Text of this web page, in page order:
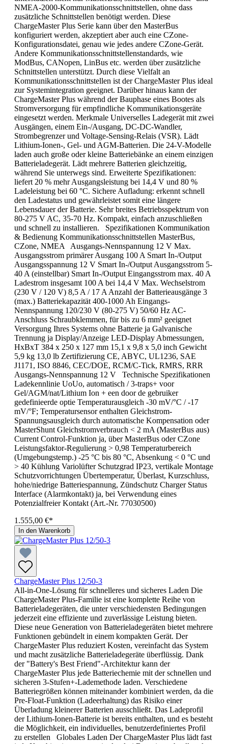
NMEA-2000-Kommunikationsschnittstellen, ohne dass
zusätzliche Schnittstellen benötigt werden. Diese
ChargeMaster Plus Serie kann über den MasterBus
konfiguriert werden, akzeptiert aber auch eine CZone-
Konfigurationsdatei, genau wie jedes andere CZone-Gerät.
Andere Kommunikationsschnittstellenstandards, wie
ModBus, CANopen, LinBus etc. werden über zusätzliche
Schnittstellen unterstützt. Durch diese Vielfalt an
Kommunikationsschnittstellen ist der ChargeMaster Plus ideal
zur Systemintegration geeignet. Darüber hinaus kann der
ChargeMaster Plus während der Bauphase eines Bootes als
Stromversorgung für empfindliche Kommunikationsgeräte
eingesetzt werden. Merkmale Universelles Ladegerät mit zwei
Ausgängen, einem Ein-/Ausgang, DC-DC-Wandler,
Strombegrenzer und Voltage-Sensing-Relais (VSR). Lädt
Lithium-Ionen-, Gel- und AGM-Batterien. Die 24-V-Modelle
laden auch große oder kleine Batteriebänke an einem einzigen
Batterieladegerät. Lädt mehrere Batterien gleichzeitig,
während Sie unterwegs sind. Erweiterte Spezifikationen:
liefert 20 % mehr Ausgangsleistung bei 14,4 V und 80 %
Ladeleistung bei 60 °C. Sichere Aufladung: erkennt schnell
den Ladestatus und gewährleistet somit eine längere
Lebensdauer der Batterie. Sehr breites Betriebsspektrum von
80-275 V AC, 35-70 Hz. Kompakt, einfach anzuschließen
und schnell zu installieren. Spezifikationen Kommunikation
& Bedienung Kommunikationsschnittstellen MasterBus,
CZone, NMEA Ausgangs-Nennspannung 12 V Max.
Ausgangsstrom primärer Ausgang 100 A Smart In-/Output
Ausgangsspannung 12 V Smart In-/Output Ausgangsstrom 5-
40 A (einstellbar) Smart In-/Output Eingangsstrom max. 40 A
Ladestrom insgesamt 100 A bei 14,4 V Max. Wechselstrom
(230 V / 120 V) 8,5 A / 17 A Anzahl der Batterieausgänge 3
(max.) Batteriekapazität 400-1000 Ah Eingangs-
Nennspannung 120/230 V (80-275 V) 50/60 Hz AC-
Anschluss Schraubklemmen, für bis zu 6 mm² geeignet
Versorgung Ihres Systems ohne Batterie ja Galvanische
Trennung ja Display/Anzeige LED-Display Abmessungen,
HxBxT 384 x 250 x 127 mm 15,1 x 9,8 x 5,0 inch Gewicht
5,9 kg 13,0 lb Zertifizierung CE, ABYC, UL1236, SAE
J1171, ISO 8846, CEC/DOE, RCM/C-Tick, RMRS, RRR
Ausgangs-Nennspannung 12 V Technische Spezifikationen
Ladekennlinie UoUo, automatisch / 3-traps+ voor
Gel/AGM/nat/Lithium Ion + een door de gebruiker
gedefinieerde optie Temperaturausgleich -30 mV/°C / -17
mV/°F; Temperatursensor enthalten Gleichstrom-
Spannungsausgleich durch automatische Kompensation oder
MasterShunt Gleichstromverbrauch < 2 mA (MasterBus aus)
Current Control-Funktion ja, über MasterBus oder CZone
Leistungsfaktor-Regulierung > 0,98 Temperaturbereich
(Umgebungstemp.) -25 °C bis 80 °C, Absenkung < 0 °C und
> 40 Kühlung Variolüfter Schutzgrad IP23, vertikale Montage
Schutzvorrichtungen Übertemperatur, Überlast, Kurzschluss,
hohe/niedrige Batteriespannung, Zündschutz Charger Status
Interface (Alarmkontakt) ja, bei Verwendung eines
Potenzialfreier Kontakt (Art.-Nr. 77030500)
1.555,00 €*
In den Warenkorb
ChargeMaster Plus 12/50-3
All-in-One-Lösung für schnelleres und sicheres Laden Die
ChargeMaster Plus-Familie ist eine komplette Reihe von
Batterieladegeräten, die unter verschiedensten Bedingungen
jederzeit eine effiziente und zuverlässige Leistung bieten.
Diese neue Generation von Batterieladegeräten bietet mehrere
Funktionen gebündelt in einem kompakten Gerät. Der
ChargeMaster Plus reduziert Kosten, vereinfacht das System
und macht zusätzliche Batterieladegeräte überflüssig. Dank
der "Battery's Best Friend"-Architektur kann der
ChargeMaster Plus jede Batteriechemie mit der schnellen und
sicheren 3-Stufen+-Lademethode laden. Verschiedene
Batteriegrößen können miteinander kombiniert werden, da die
Pre-Float-Funktion (Ladeerhaltung) das Risiko einer
Überladung kleinerer Batterien ausschließt. Das Ladeprofil
der Lithium-Ionen-Batterie ist bereits enthalten, und es besteht
die Möglichkeit, ein individuelles, benutzerdefiniertes Profil
zu erstellen Globales Laden Der ChargeMaster Plus lädt fast